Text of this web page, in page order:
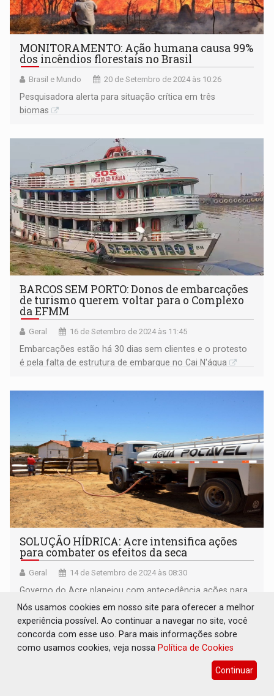
MONITORAMENTO: Ação humana causa 99%
dos incêndios florestais no Brasil
Brasil e Mundo 20 de Setembro de 2024 às 10:26
Pesquisadora alerta para situação crítica em três
biomas
BARCOS SEM PORTO: Donos de embarcações
de turismo querem voltar para o Complexo
da EFMM
Geral 16 de Setembro de 2024 às 11:45
Embarcações estão há 30 dias sem clientes e o protesto
é pela falta de estrutura de embarque no Cai N'água
SOLUÇÃO HÍDRICA: Acre intensifica ações
para combater os efeitos da seca
Geral 14 de Setembro de 2024 às 08:30
Governo do Acre planejou com antecedência ações para
socorrer a população contra seca e combate a
queimadas
Nós usamos cookies em nosso site para oferecer a melhor
experiência possível. Ao continuar a navegar no site, você
concorda com esse uso. Para mais informações sobre
como usamos cookies, veja nossa Política de Cookies
Continuar